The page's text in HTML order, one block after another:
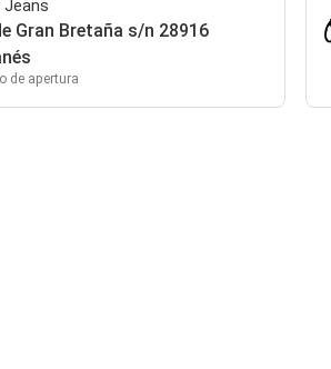
Jeans
Gran Bretaña s/n 28916
de apertura